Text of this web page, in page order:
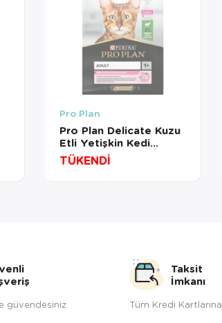
Pro Plan
Pro Plan Delicate Kuzu
Etli Yetişkin Kedi
Maması 3 Kg
TÜKENDİ
güvendesiniz
Taksit
İmkanı
Tüm Kredi Kartlarına